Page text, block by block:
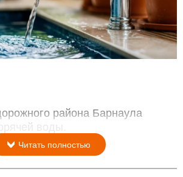
района Барнаула
воды.
Читать полностью